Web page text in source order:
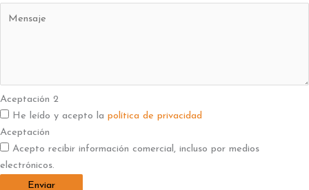
Aceptación 2
He leído y acepto la política de privacidad
Aceptación
Acepto recibir información comercial, incluso por medios
electrónicos.
Enviar